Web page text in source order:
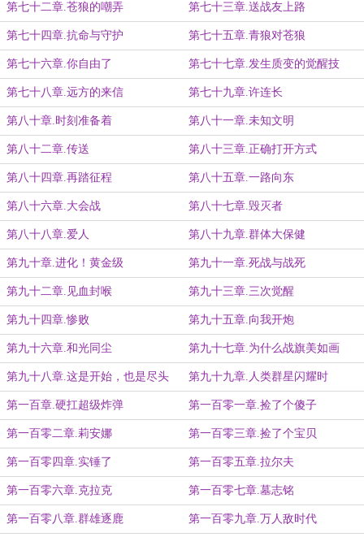
第七十二章.苍狼的嘲弄 第七十三章.送战友上路
第七十四章.抗命与守护 第七十五章.青狼对苍狼
第七十六章.你自由了 第七十七章.发生质变的觉醒技
第七十八章.远方的来信 第七十九章.许连长
第八十章.时刻准备着 第八十一章.未知文明
第八十二章.传送 第八十三章.正确打开方式
第八十四章.再踏征程 第八十五章.一路向东
第八十六章.大会战 第八十七章.毁灭者
第八十八章.爱人 第八十九章.群体大保健
第九十章.进化！黄金级 第九十一章.死战与战死
第九十二章.见血封喉 第九十三章.三次觉醒
第九十四章.惨败 第九十五章.向我开炮
第九十六章.和光同尘 第九十七章.为什么战旗美如画
第九十八章.这是开始，也是尽头 第九十九章.人类群星闪耀时
第一百章.硬扛超级炸弹 第一百零一章.捡了个傻子
第一百零二章.莉安娜 第一百零三章.捡了个宝贝
第一百零四章.实锤了 第一百零五章.拉尔夫
第一百零六章.克拉克 第一百零七章.墓志铭
第一百零八章.群雄逐鹿 第一百零九章.万人敌时代